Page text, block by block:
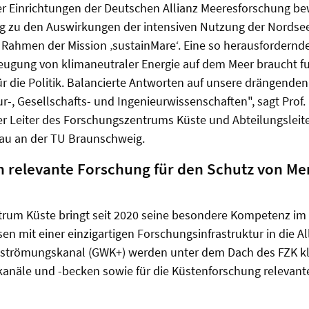
Einrichtungen der Deutschen Allianz Meeresforschung
zu den Auswirkungen der intensiven Nutzung der
der Mission ‚sustainMare‘. Eine so
von klimaneutraler Energie auf dem Meer braucht
die Politik. Balancierte Antworten auf unsere
, Gesellschafts- und Ingenieurwissenschaften", sagt Prof.
Leiter des Forschungszentrums Küste und
an der TU Braunschweig.
relevante Forschung für den Schutz von
Küste bringt seit 2020 seine besondere Kompetenz
mit einer einzigartigen Forschungsinfrastruktur in die
(GWK+) werden unter dem Dach des FZK
und -becken sowie für die Küstenforschung